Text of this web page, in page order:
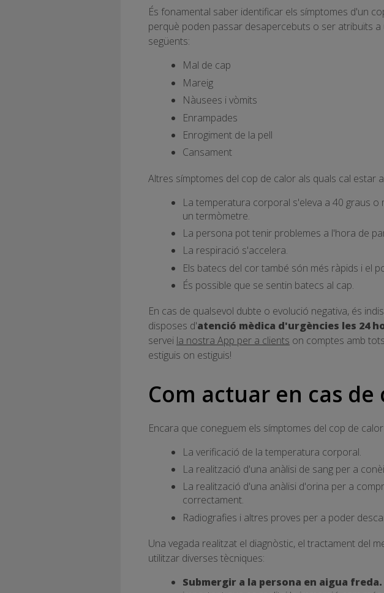
És fonamental saber identificar els símptomes d'un
perquè poden passar desapercebuts o ser atribuïts
següents:
Mal de cap
Mareig
Nàusees i vòmits
Enrampades
Enrogiment de la pell
Cansament
Altres símptomes del cop de calor als quals cal estar
La temperatura corporal s'eleva a 40 graus
un termòmetre.
La persona pot tenir problemes a l'hora de
La respiració s'accelera.
Els batecs del cor també són més ràpids i el
És possible que se sentin batecs al cap.
En cas de qualsevol dubte o evolució negativa, és
disposes d'atenció mèdica d'urgències les 24
servei la nostra App per a clients on comptes amb
estiguis on estiguis!
Com actuar en cas de
Encara que coneguem els símptomes del cop de
La verificació de la temperatura corporal.
La realització d'una anàlisi de sang per a
La realització d'una anàlisi d'orina per a
correctament.
Radiografies i altres proves per a poder
Una vegada realitzat el diagnòstic, el tractament del
utilitzar diverses tècniques:
Submergir a la persona en aigua freda.